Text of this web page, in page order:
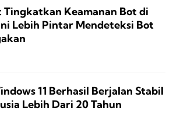
Tingkatkan Keamanan Bot di
Lebih Pintar Mendeteksi Bot
11 Berhasil Berjalan Stabil
Lebih Dari 20 Tahun